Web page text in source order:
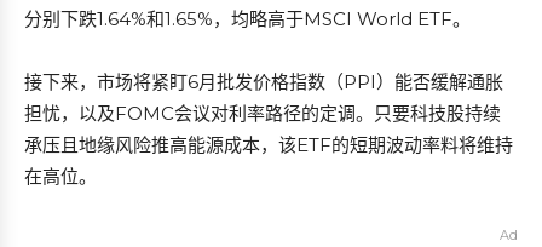
分别下跌1.64%和1.65%，均略高于MSCI World ETF。
接下来，市场将紧盯6月批发价格指数（PPI）能否缓解通胀
担忧，以及FOMC会议对利率路径的定调。只要科技股持续
承压且地缘风险推高能源成本，该ETF的短期波动率料将维持
在高位。
Ad